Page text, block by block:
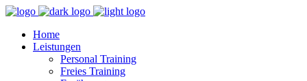
Home
Leistungen
Personal Training
Freies Training